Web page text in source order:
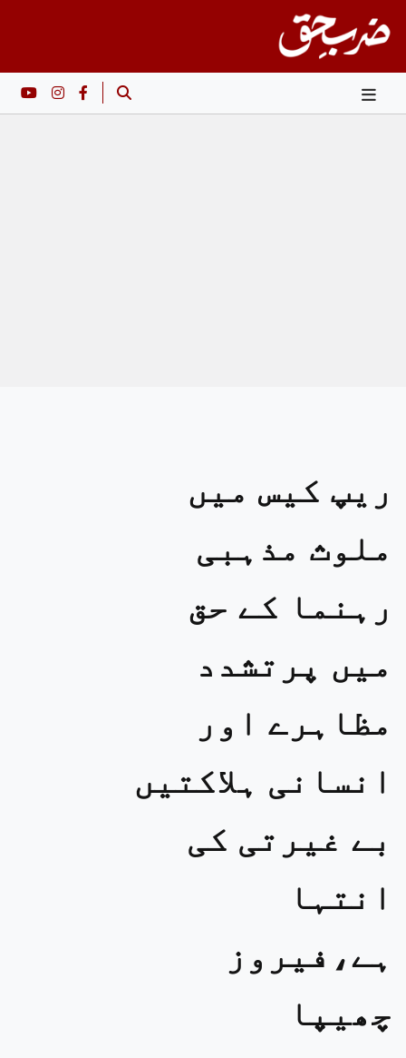
content
ریپ کیس میں
ملوث مذہبی
رہنما کے حق
میں پرتشدد
مظاہرے اور
انسانی ہلاکتیں
بے غیرتی کی
انتہا
ہے،فیروز
چھیپا